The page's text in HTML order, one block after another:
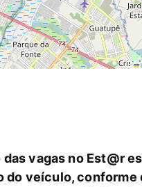
vagas no Est@r
do veículo,